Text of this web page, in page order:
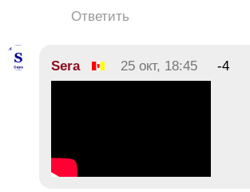
Ответить
Sera 25 окт, 18:45 -4